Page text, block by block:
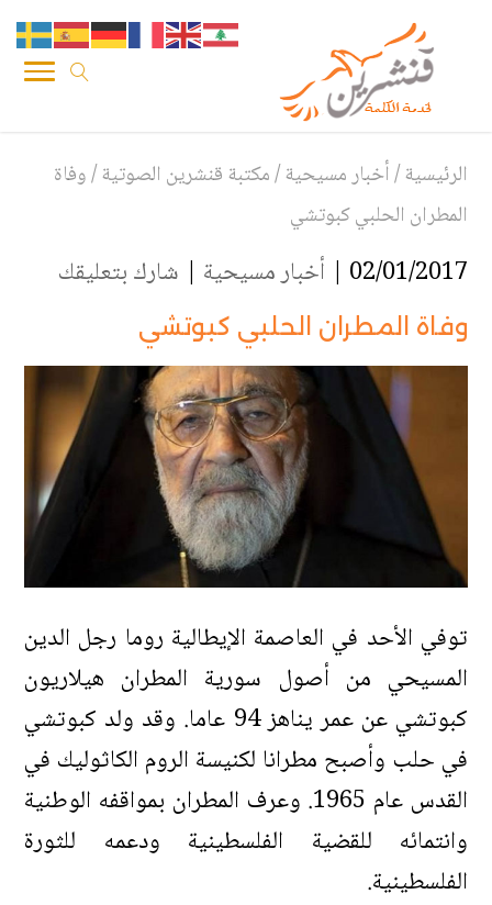
الرئيسية/أخبار مسيحية/مكتبة قنشرين الصوتية/وفاة
المطران الحلبي كبوتشي
02/01/2017 | أخبار مسيحية | شارك بتعليقك
وفاة المطران الحلبي كبوتشي
توفي الأحد في العاصمة الإيطالية روما رجل الدين
المسيحي من أصول سورية المطران هيلاريون
كبوتشي عن عمر يناهز 94 عاما. وقد ولد كبوتشي
في حلب وأصبح مطرانا لكنيسة الروم الكاثوليك في
القدس عام 1965. وعرف المطران بمواقفه الوطنية
وانتمائه للقضية الفلسطينية ودعمه للثورة
الفلسطينية.